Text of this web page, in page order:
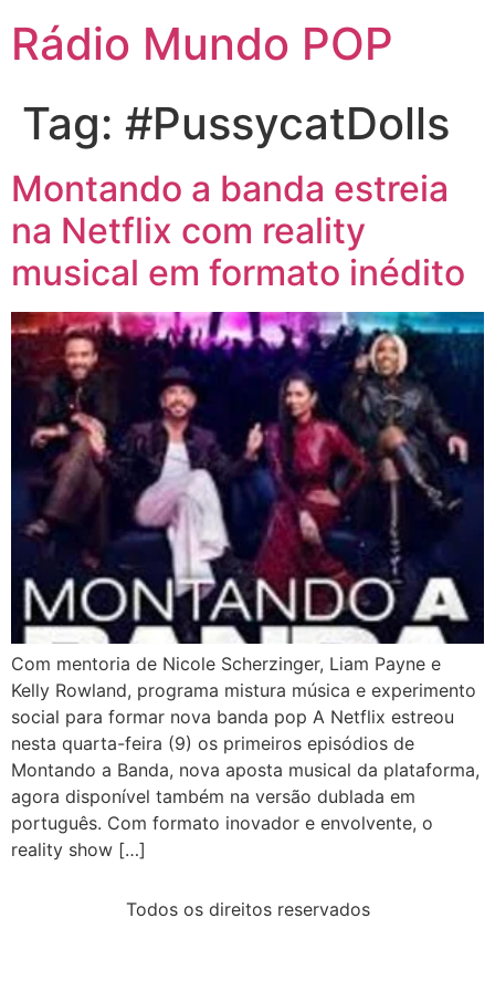
Rádio Mundo POP
Tag: #PussycatDolls
Montando a banda estreia
na Netflix com reality
musical em formato inédito
Com mentoria de Nicole Scherzinger, Liam Payne e
Kelly Rowland, programa mistura música e experimento
social para formar nova banda pop A Netflix estreou
nesta quarta-feira (9) os primeiros episódios de
Montando a Banda, nova aposta musical da plataforma,
agora disponível também na versão dublada em
português. Com formato inovador e envolvente, o
reality show […]
Todos os direitos reservados